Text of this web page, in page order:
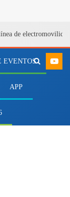
de
EVENTOS
APP
en el